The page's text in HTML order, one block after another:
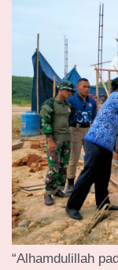
“Alhamdulillah